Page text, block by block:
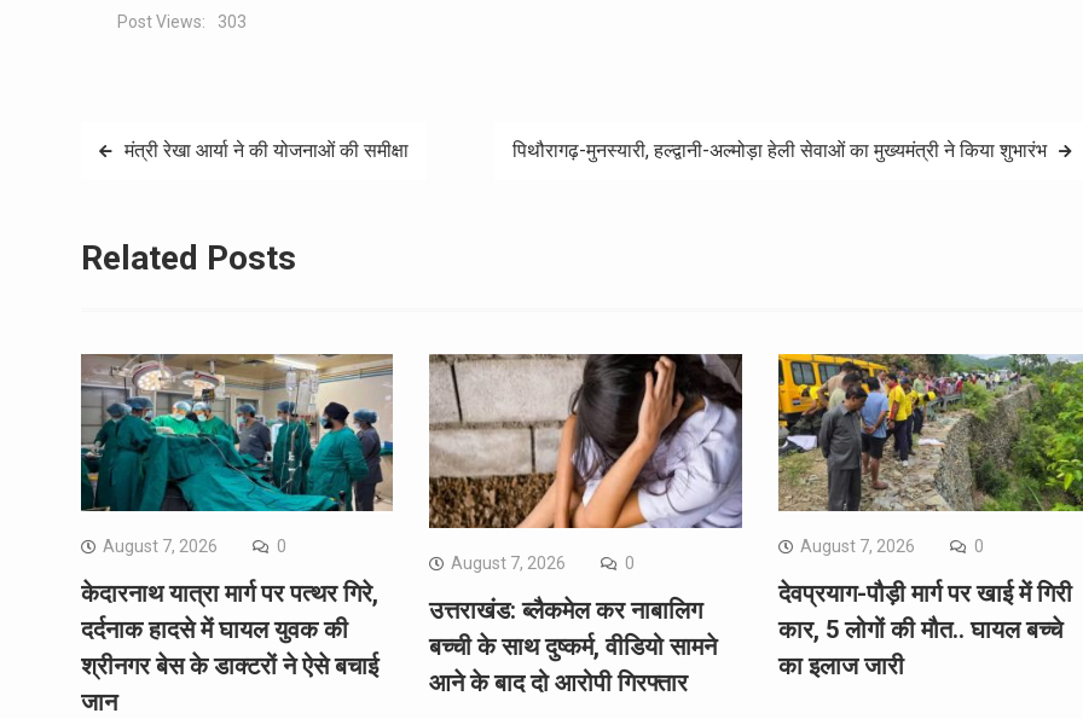
Post Views: 303
Postमंत्री रेखा आर्या ने की योजनाओं की समीक्षा पिथौरागढ़-मुनस्यारी, हल्द्वानी-अल्मोड़ा हेली सेवाओं का मुख्यमंत्री ने किया शुभारंभ
Related Posts
August 7, 2026 0
केदारनाथ यात्रा मार्ग पर पत्थर गिरे,
दर्दनाक हादसे में घायल युवक की
श्रीनगर बेस के डाक्टरों ने ऐसे बचाई
जान
August 7, 2026 0
उत्तराखंड: ब्लैकमेल कर नाबालिग
बच्ची के साथ दुष्कर्म, वीडियो सामने
आने के बाद दो आरोपी गिरफ्तार
August 7, 2026 0
देवप्रयाग-पौड़ी मार्ग पर खाई में गिरी
कार, 5 लोगों की मौत.. घायल बच्चे
का इलाज जारी